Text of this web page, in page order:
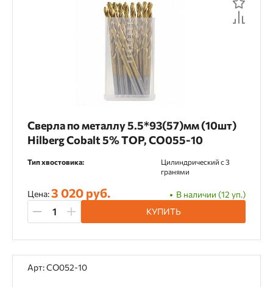
Сверла по металлу 5.5*93(57)мм (10шт)
Hilberg Cobalt 5% TOP, CO055-10
Тип хвостовика:
Цилиндрический c 3
гранями
Цена:3 020 руб.
В наличии (12 уп.)
КУПИТЬ
Арт: CO052-10